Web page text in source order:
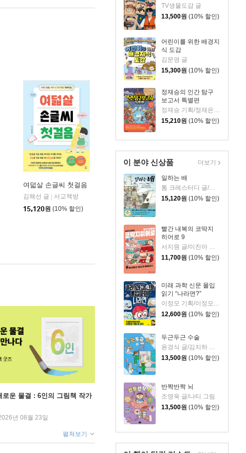
TV생물도감 글
13,500원 (10% 할인)
어린이를 위한 배경지
식 도감
김문영 글
15,300원 (10% 할인)
정재승의 인간 탐구
보고서 특별편
정재승 기획/정재은 글/김기수 그림
15,210원 (10% 할인)
이 분야 신상품
일하는 배
톰 크레스터디 글/장석봉 그림
15,120원 (10% 할인)
빨간 내복의 코딱지
히어로 9
서지원 글/이진아 그림/와이즈만 영재교육연구소 감수
11,700원 (10% 할인)
미래 과학 신문 몰입
읽기 “나라면?”
이정모 기획/이정모 감수/박정란,서재인 글/신병근 그림
12,600원 (10% 할인)
두근두근 수술
윤경식 글/김지하 그림
13,500원 (10% 할인)
반짝반짝 뇌
조영욱 글/나티 그림
13,500원 (10% 할인)
더보기
아울북
여덟살 손글씨 첫걸음
김해선 글
서교책방
15,120원 (10% 할인)
로운 물결 : 6인의 그림책 작가
년 08월 23일
펼쳐보기